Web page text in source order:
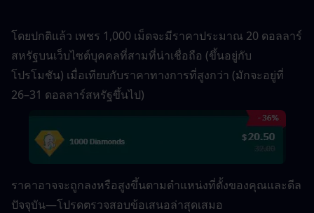
โดยปกติแล้ว เพชร 1,000 เม็ดจะมีราคาประมาณ 20 ดอลลาร์
สหรัฐบนเว็บไซต์บุคคลที่สามที่น่าเชื่อถือ (ขึ้นอยู่กับ
โปรโมชัน) เมื่อเทียบกับราคาทางการที่สูงกว่า (มักจะอยู่ที่
26–31 ดอลลาร์สหรัฐขึ้นไป)
ราคาอาจจะถูกลงหรือสูงขึ้นตามตำแหน่งที่ตั้งของคุณและดีล
ปัจจุบัน—โปรดตรวจสอบข้อเสนอล่าสุดเสมอ